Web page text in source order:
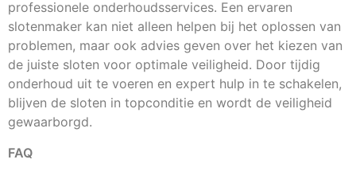
professionele onderhoudsservices. Een ervaren
slotenmaker kan niet alleen helpen bij het oplossen van
problemen, maar ook advies geven over het kiezen van
de juiste sloten voor optimale veiligheid. Door tijdig
onderhoud uit te voeren en expert hulp in te schakelen,
blijven de sloten in topconditie en wordt de veiligheid
gewaarborgd.
FAQ